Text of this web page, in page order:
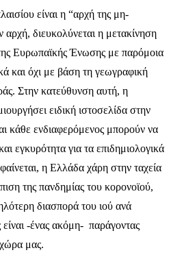
είναι η “αρχή της μη-
διευκολύνεται η μετακίνηση
Ευρωπαϊκής Ένωσης με παρόμοια
και όχι με βάση τη γεωγραφική
Στην κατεύθυνση αυτή, η
ειδική ιστοσελίδα στην
κάθε ενδιαφερόμενος μπορούν να
εγκυρότητα για τα επιδημιολογικά
η Ελλάδα χάρη στην ταχεία
της πανδημίας του κορονοϊού,
διασπορά του ιού ανά
-ένας ακόμη- παράγοντας
μας.